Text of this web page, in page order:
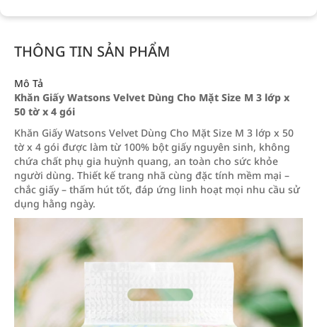
THÔNG TIN SẢN PHẨM
Mô Tả
Khăn Giấy Watsons Velvet Dùng Cho Mặt Size M 3 lớp x
50 tờ x 4 gói
Khăn Giấy Watsons Velvet Dùng Cho Mặt Size M 3 lớp x 50
tờ x 4 gói được làm từ 100% bột giấy nguyên sinh, không
chứa chất phụ gia huỳnh quang, an toàn cho sức khỏe
người dùng. Thiết kế trang nhã cùng đặc tính mềm mại –
chắc giấy – thấm hút tốt, đáp ứng linh hoạt mọi nhu cầu sử
dụng hằng ngày.